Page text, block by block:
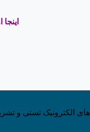
الکترونیک تستی و